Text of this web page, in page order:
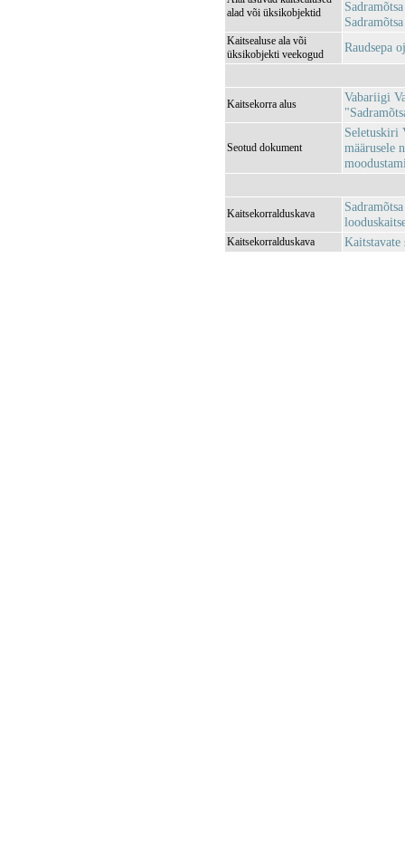
alad või üksikobjektid
Kaitsealuse ala või
üksikobjekti veekogud
Raudsepa
Kaitsekorra alus
Vabariigi
Seotud dokument
Seletuskiri
määrusele
Kaitsekorralduskava
Kaitsekorralduskava Kaitstavate